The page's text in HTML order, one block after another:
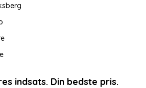
indsats. Din bedste pris.